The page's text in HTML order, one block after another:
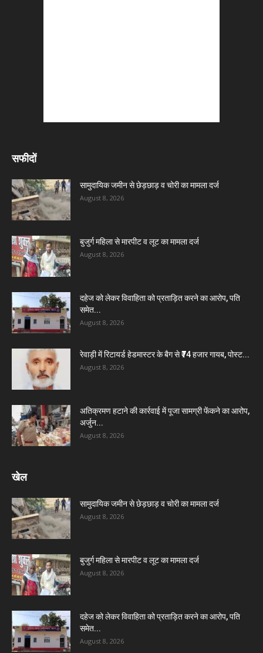
सफीदों
सामुदायिक जमीन से छेड़छाड़ व चोरी का मामला दर्ज
August 8, 2026
बुजुर्ग महिला से मारपीट व लूट का मामला दर्ज
August 8, 2026
दहेज को लेकर विवाहिता को प्रताड़ित करने का आरोप, पति
समेत...
August 8, 2026
रेवाड़ी में रिटायर्ड हेडमास्टर के बैग से ₹74 हजार गायब, पोस्ट...
August 8, 2026
अतिक्रमण हटाने की कार्रवाई में पूजा सामग्री फेंकने का आरोप,
अर्जुन...
August 8, 2026
खेल
सामुदायिक जमीन से छेड़छाड़ व चोरी का मामला दर्ज
August 8, 2026
बुजुर्ग महिला से मारपीट व लूट का मामला दर्ज
August 8, 2026
दहेज को लेकर विवाहिता को प्रताड़ित करने का आरोप, पति
समेत...
August 8, 2026